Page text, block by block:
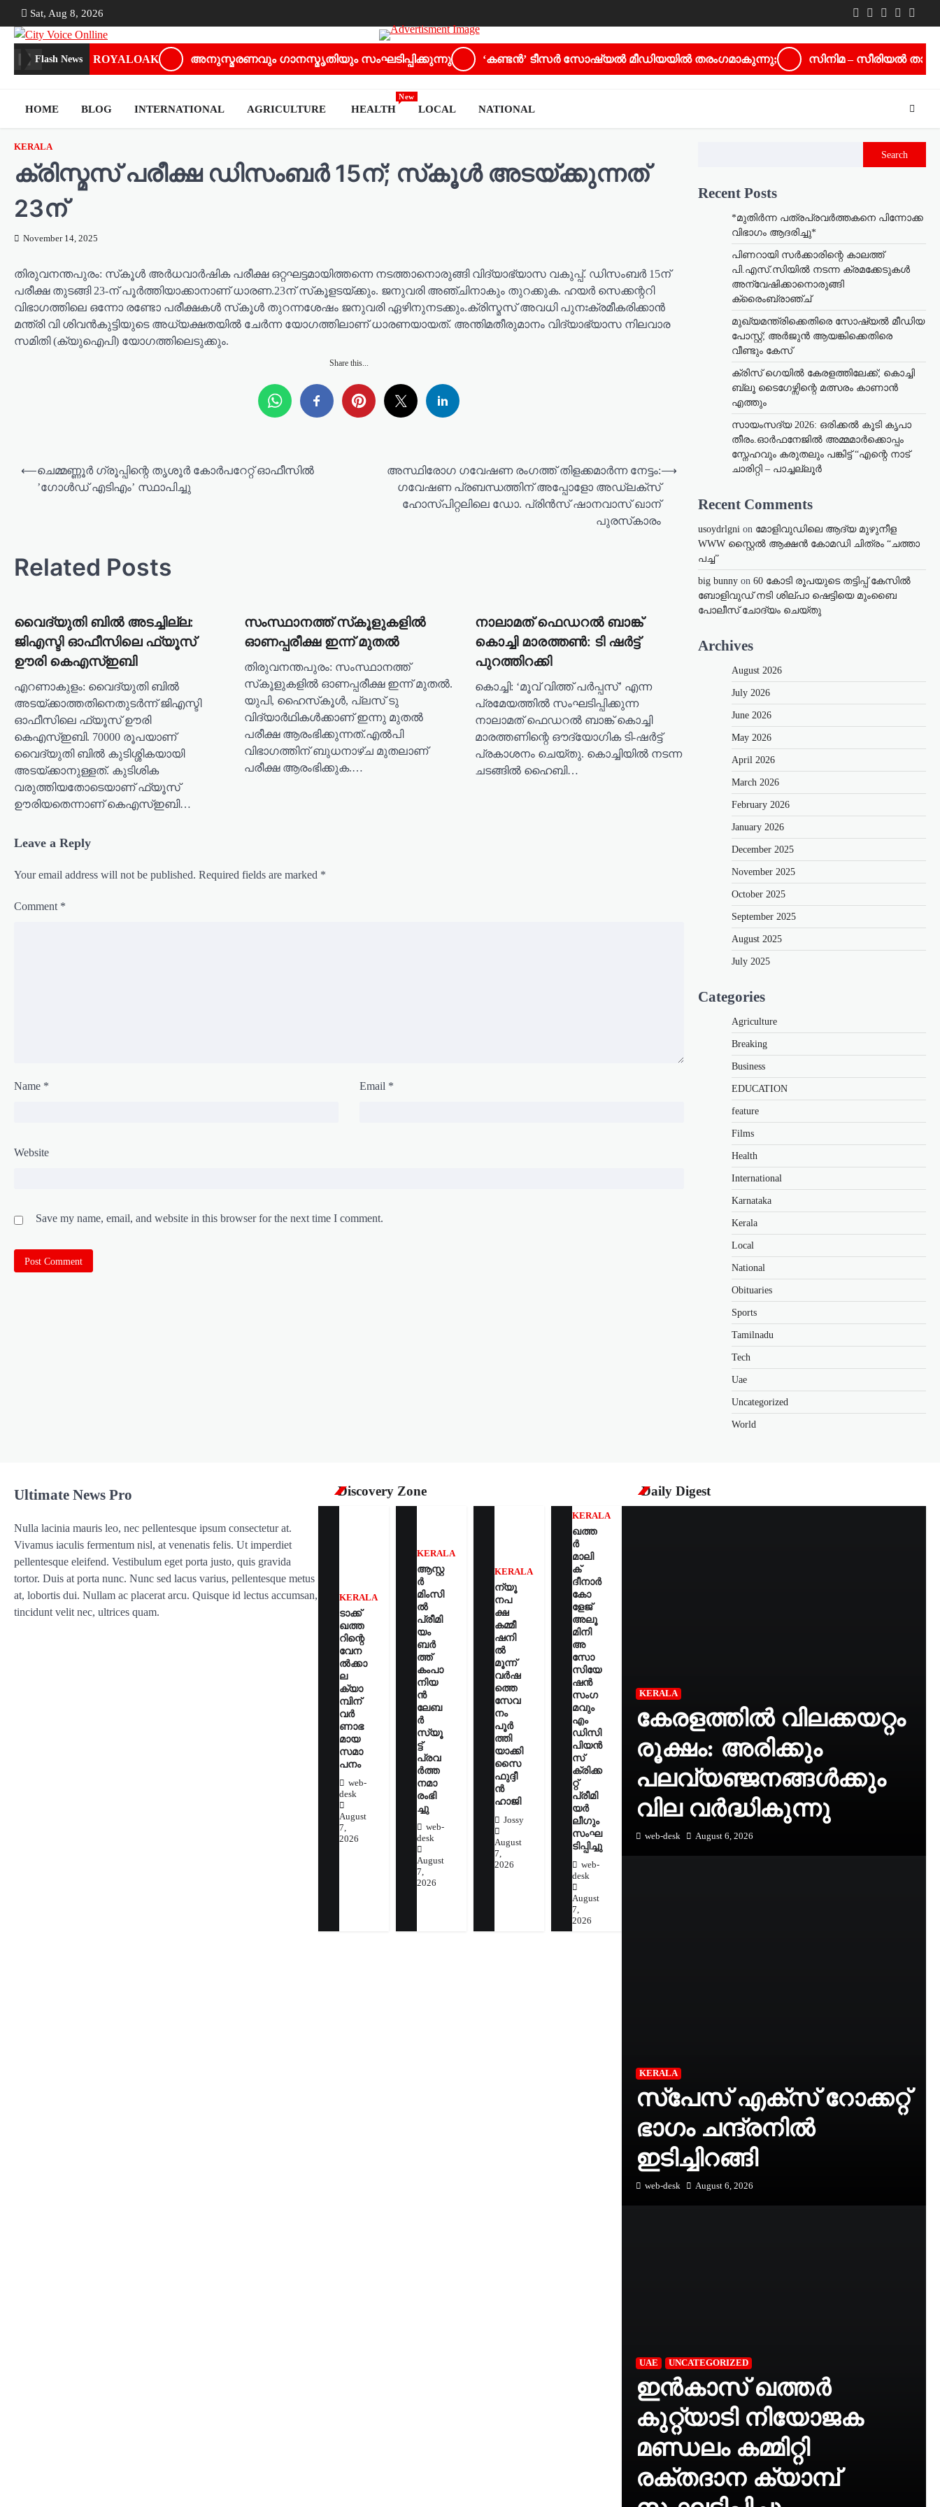
to
content
Sat, Aug 8, 2026
Twitter
Facebook
LinkedIn
Instagram
Flash News ROYALOAK അനുസ്മരണവും ഗാനസ്മൃതിയും സംഘടിപ്പിക്കുന്നു ‘കണ്ടൻ’ ടീസർ സോഷ്യൽ മീഡിയയിൽ തരംഗമാകുന്നു; സിനിമ – സീരിയൽ
HOME BLOG INTERNATIONAL AGRICULTURE HEALTH
New
LOCAL NATIONAL
KERALA
ക്രിസ്മസ് പരീക്ഷ ഡിസംബര്‍ 15ന്; സ്‌കൂള്‍ അടയ്ക്കുന്നത്
23ന്
November 14, 2025
തിരുവനന്തപുരം: സ്‌കൂള്‍ അര്‍ധവാര്‍ഷിക പരീക്ഷ ഒറ്റഘട്ടമായിത്തന്നെ നടത്താനൊരുങ്ങി വിദ്യാഭ്യാസ വകുപ്പ്. ഡിസംബര്‍ 15ന്
പരീക്ഷ തുടങ്ങി 23-ന് പൂര്‍ത്തിയാക്കാനാണ് ധാരണ.23ന് സ്‌കൂളടയ്ക്കും. ജനുവരി അഞ്ചിനാകും തുറക്കുക. ഹയര്‍ സെക്കന്ററി
വിഭാഗത്തിലെ ഒന്നോ രണ്ടോ പരീക്ഷകള്‍ സ്‌കൂള്‍ തുറന്നശേഷം ജനുവരി ഏഴിനുനടക്കും.ക്രിസ്മസ് അവധി പുനഃക്രമീകരിക്കാന്‍
മന്ത്രി വി ശിവന്‍കുട്ടിയുടെ അധ്യക്ഷതയില്‍ ചേര്‍ന്ന യോഗത്തിലാണ് ധാരണയായത്. അന്തിമതീരുമാനം വിദ്യാഭ്യാസ നിലവാര
സമിതി (ക്യുഐപി) യോഗത്തിലെടുക്കും.
Share this...
a
i
g
a
t
i
o
n
⟵ചെമ്മണ്ണൂർ ഗ്രൂപ്പിന്റെ തൃശൂർ കോർപറേറ്റ് ഓഫീസിൽ
’ഗോൾഡ് എടിഎം’ സ്ഥാപിച്ചു
അസ്ഥിരോഗ ഗവേഷണ രംഗത്ത് തിളക്കമാർന്ന നേട്ടം:
ഗവേഷണ പ്രബന്ധത്തിന് അപ്പോളോ അഡ്ലക്സ്
ഹോസ്പിറ്റലിലെ ഡോ. പ്രിൻസ് ഷാനവാസ് ഖാന്
പുരസ്‌കാരം
⟶
Related Posts
വൈദ്യുതി ബിൽ അടച്ചില്ല:
ജിഎസ്ടി ഓഫീസിലെ ഫ്യൂസ്
ഊരി കെഎസ്ഇബി
എറണാകുളം: വൈദ്യുതി ബിൽ
അടയ്ക്കാത്തതിനെതുടർന്ന് ജിഎസ്ടി
ഓഫീസിലെ ഫ്യൂസ് ഊരി
കെഎസ്ഇബി. 70000 രൂപയാണ്
വൈദ്യുതി ബിൽ കുടിശ്ശികയായി
അടയ്ക്കാനുള്ളത്. കുടിശിക
വരുത്തിയതോടെയാണ് ഫ്യൂസ്
ഊരിയതെന്നാണ് കെഎസ്ഇബി…
സംസ്ഥാനത്ത് സ്‌കൂളുകളില്‍
ഓണപ്പരീക്ഷ ഇന്ന് മുതൽ
തിരുവനന്തപുരം: സംസ്ഥാനത്ത്
സ്‌കൂളുകളില്‍ ഓണപ്പരീക്ഷ ഇന്ന് മുതൽ.
യുപി, ഹൈസ്‌കൂള്‍, പ്ലസ് ടു
വിദ്യാര്‍ഥികള്‍ക്കാണ് ഇന്നു മുതൽ
പരീക്ഷ ആരംഭിക്കുന്നത്.എല്‍പി
വിഭാഗത്തിന് ബുധനാഴ്ച മുതലാണ്
പരീക്ഷ ആരംഭിക്കുക.…
നാലാമത് ഫെഡറല്‍ ബാങ്ക്
കൊച്ചി മാരത്തണ്‍: ടി ഷര്‍ട്ട്
പുറത്തിറക്കി
കൊച്ചി: ‘മൂവ് വിത്ത് പര്‍പ്പസ്’ എന്ന
പ്രമേയത്തില്‍ സംഘടിപ്പിക്കുന്ന
നാലാമത് ഫെഡറല്‍ ബാങ്ക് കൊച്ചി
മാരത്തണിന്റെ ഔദ്യോഗിക ടി-ഷര്‍ട്ട്
പ്രകാശനം ചെയ്തു. കൊച്ചിയില്‍ നടന്ന
ചടങ്ങില്‍ ഹൈബി…
Leave a Reply
Your email address will not be published. Required fields are marked *
Comment *
Name * Email *
Website
Save my name, email, and website in this browser for the next time I comment.
Search
Recent Posts
*മുതിർന്ന പത്രപ്രവർത്തകനെ പിന്നോക്ക
വിഭാഗം ആദരിച്ചു*
പിണറായി സർക്കാരിന്റെ കാലത്ത്
പി.എസ്.സിയിൽ നടന്ന ക്രമക്കേടുകൾ
അന്വേഷിക്കാനൊരുങ്ങി
ക്രൈംബ്രാഞ്ച്
മുഖ്യമന്ത്രിക്കെതിരെ സോഷ്യൽ മീഡിയ
പോസ്റ്റ്; അർജുൻ ആയങ്കിക്കെതിരെ
വീണ്ടും കേസ്
ക്രിസ് ഗെയിൽ കേരളത്തിലേക്ക്; കൊച്ചി
ബ്ലൂ ടൈഗേഴ്സിന്റെ മത്സരം കാണാൻ
എത്തും
സായംസദ്യ 2026: ഒരിക്കൽ കൂടി കൃപാ
തീരം.ഓർഫനേജിൽ അമ്മമാർക്കൊപ്പം
സ്നേഹവും കരുതലും പങ്കിട്ട് “എന്റെ നാട്
ചാരിറ്റി – പാച്ചല്ലൂർ
Recent Comments
usoydrlgni on മോളിവുഡിലെ ആദ്യ മുഴുനീള
WWW സ്റ്റൈൽ ആക്ഷൻ കോമഡി ചിത്രം “ചത്താ
പച്ച”
big bunny on 60 കോടി രൂപയുടെ തട്ടിപ്പ് കേസിൽ
ബോളിവുഡ് നടി ശില്പാ ഷെട്ടിയെ മുംബൈ
പോലീസ് ചോദ്യം ചെയ്തു
Archives
August 2026
July 2026
June 2026
May 2026
April 2026
March 2026
February 2026
January 2026
December 2025
November 2025
October 2025
September 2025
August 2025
July 2025
Categories
Agriculture
Breaking
Business
EDUCATION
feature
Films
Health
International
Karnataka
Kerala
Local
National
Obituaries
Sports
Tamilnadu
Tech
Uae
Uncategorized
World
Ultimate News Pro
Nulla lacinia mauris leo, nec pellentesque ipsum consectetur at.
Vivamus iaculis fermentum nisl, at venenatis felis. Ut imperdiet
pellentesque eleifend. Vestibulum eget porta justo, quis gravida
tortor. Duis at porta nunc. Nunc sed lacus varius, pellentesque metus
at, lobortis dui. Nullam ac placerat arcu. Quisque id lectus accumsan,
tincidunt velit nec, ultrices quam.
Discovery Zone
KERALA
ടാക്ക്
ഖത്ത
റിന്റെ
വേന
ൽക്കാ
ല
ക്യാ
മ്പിന്
വർ
ണാഭ
മായ
സമാ
പനം
web-
desk
August
7,
2026
KERALA
ആസ്റ്റ
ർ
മിംസി
ൽ
പ്രീമി
യം
ബർ
ത്ത്
കംപാ
നിയ
ൻ
ലേബ
ർ
സ്യൂ
ട്ട്
പ്രവ
ർത്ത
നമാ
രംഭി
ച്ചു
web-
desk
August
7,
2026
KERALA
ന്യൂ
നപ
ക്ഷ
കമ്മീ
ഷനി
ൽ
മൂന്ന്
വർഷ
ത്തെ
സേവ
നം
പൂർ
ത്തി
യാക്കി
സൈ
ഫുദ്ദീ
ൻ
ഹാജി
Jossy
August
7,
2026
KERALA
ഖത്ത
ർ
മാലി
ക്
ദീനാർ
കോ
ളേജ്
അലൂ
മിനി
അ
സോ
സിയേ
ഷൻ
സംഗ
മവും
എം
ഡിസി
പിയൻ
സ്
ക്രിക്ക
റ്റ്
പ്രീമി
യർ
ലീഗും
സംഘ
ടിപ്പിച്ചു
web-
desk
August
7,
2026
Daily Digest
KERALA
കേരളത്തില്‍ വിലക്കയറ്റം
രൂക്ഷം: അരിക്കും
പലവ്യഞ്ജനങ്ങള്‍ക്കും
വില വർദ്ധികുന്നു
web-desk August 6, 2026
KERALA
സ്‌പേസ് എക്‌സ് റോക്കറ്റ്
ഭാഗം ചന്ദ്രനില്‍
ഇടിച്ചിറങ്ങി
web-desk August 6, 2026
UAE UNCATEGORIZED
ഇൻകാസ് ഖത്തർ
കുറ്റ്യാടി നിയോജക
മണ്ഡലം കമ്മിറ്റി
രക്തദാന ക്യാമ്പ്